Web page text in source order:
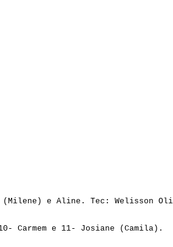
(Milene) e Aline. Tec : Welisson
Carmem e 11- Josiane (Camila).